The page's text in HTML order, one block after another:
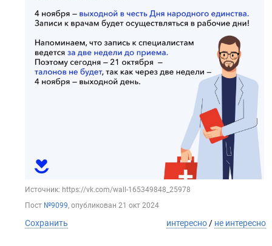
Источник: https://vk.com/wall-165349848_25978
Пост №9099, опубликован 21 окт 2024
Сохранить интересно / не интересно